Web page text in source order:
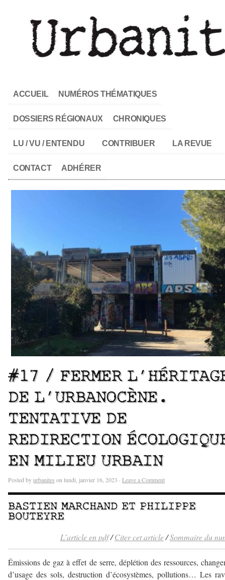
ACCUEIL NUMÉROS THÉMATIQUES
DOSSIERS RÉGIONAUX CHRONIQUES
LU / VU / ENTENDU CONTRIBUER LA REVUE
CONTACT ADHÉRER
#17 / FERMER
DE L’URBANOCÈNE.
TENTATIVE DE
REDIRECTION
EN MILIEU URBAIN
Posted byurbanites on lundi, janvier 16, 2023 · Leave a Comment
BASTIEN MARCHANDET PHILIPPE
BOUTEYRE
L’article en pdf/Citer cet article/Sommaire du
Émissions de gaz à effet de serre, déplétion des ressources,
d’usage des sols, destruction d’écosystèmes, pollutions… Les